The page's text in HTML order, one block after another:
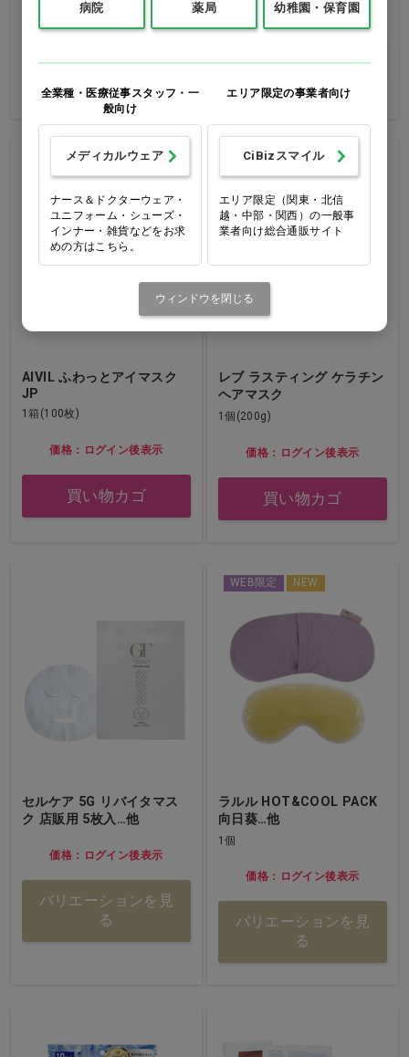
価格：ログイン後表示
価格：ログイン後表示
AIVIL ふわっとアイマスク
JP
1箱(100枚)
価格：ログイン後表示
買い物カゴ
レブ ラスティング ケラチン
ヘアマスク
1個(200g)
価格：ログイン後表示
買い物カゴ
セルケア 5G リバイタマス
ク 店販用 5枚入…他
価格：ログイン後表示
バリエーションを見
る
WEB限定 NEW
ラルル HOT&COOL PACK
向日葵…他
1個
価格：ログイン後表示
バリエーションを見
る
病院 薬局 幼稚園・保育園
全業種・医療従事スタッフ・一
般向け
メディカルウェア
ナース＆ドクターウェア・
ユニフォーム・シューズ・
インナー・雑貨などをお求
めの方はこちら。
エリア限定の事業者向け
CiBizスマイル
エリア限定（関東・北信
越・中部・関西）の一般事
業者向け総合通販サイト
ウィンドウを閉じる